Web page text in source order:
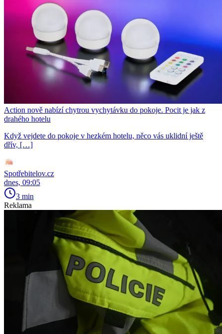
Action nově nabízí chytrou vychytávku do pokoje. Pocit je jak z
drahého hotelu
Když vejdete do pokoje v hezkém hotelu, něco vás uklidní ještě
dřív, […]
Spotřebitelov.cz
dnes, 09:05
3 min
Reklama